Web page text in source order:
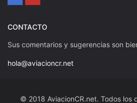
CONTACTO
Sus comentarios y sugerencias son
hola@aviacioncr.net
© 2018 AviacionCR.net. Todos los